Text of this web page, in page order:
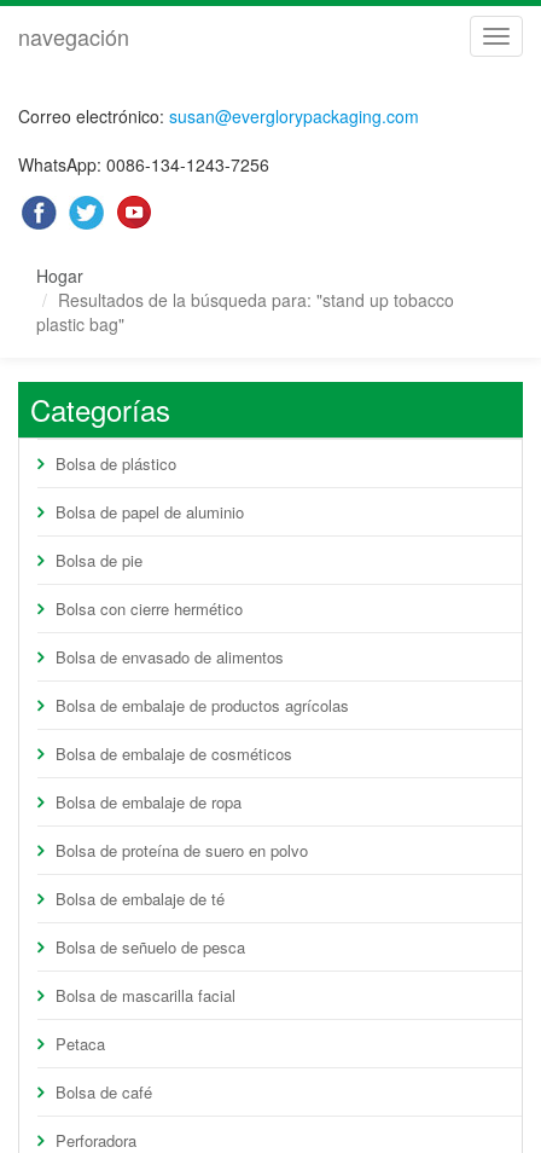
navegación
Correo electrónico: susan@everglorypackaging.com
WhatsApp: 0086-134-1243-7256
Hogar
Resultados de la búsqueda para: "stand up tobacco
plastic bag"
Categorías
Bolsa de plástico
Bolsa de papel de aluminio
Bolsa de pie
Bolsa con cierre hermético
Bolsa de envasado de alimentos
Bolsa de embalaje de productos agrícolas
Bolsa de embalaje de cosméticos
Bolsa de embalaje de ropa
Bolsa de proteína de suero en polvo
Bolsa de embalaje de té
Bolsa de señuelo de pesca
Bolsa de mascarilla facial
Petaca
Bolsa de café
Perforadora